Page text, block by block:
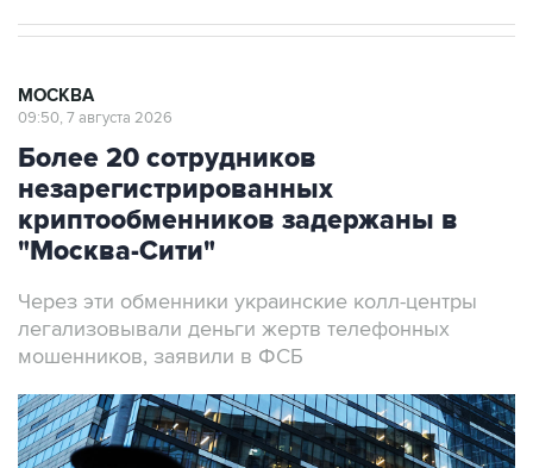
Более 20 сотрудников
незарегистрированных
криптообменников задержаны в
"Москва-Сити"
Через эти обменники украинские колл-центры
мошенников, заявили в ФСБ